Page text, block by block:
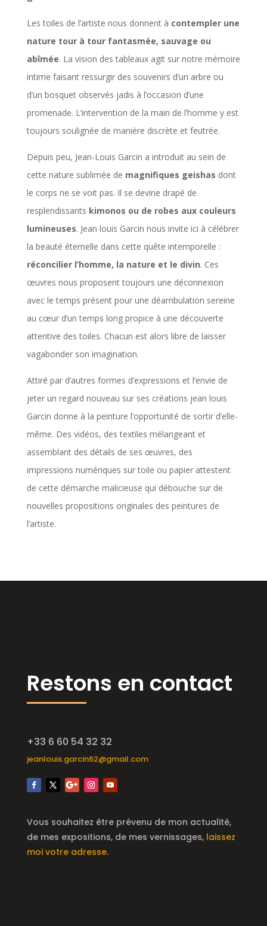
Les toiles de l’artiste nous donnent à contempler une
nature tour à tour fantasmée, sauvage ou
abîmée. La vision des tableaux agit sur notre mémoire
intime faisant ressurgir des souvenirs d’un arbre ou
d’un bosquet observés jadis à l’occasion d’une
promenade. L’intervention de la main de l’homme y est
toujours soulignée de manière discrète et feutrée.
Depuis peu, Jean-Louis Garcin a introduit au sein de
cette nature sublimée de magnifiques geishas dont
le corps ne se voit pas. Il se devine drapé de
resplendissants kimonos ou de robes aux couleurs
lumineuses. Jean louis Garcin nous invite ici à célébrer
la beauté éternelle dans cette quête intemporelle :
réconcilier l’homme, la nature et le divin. Ces
œuvres nous proposent toujours une déconnexion
avec le temps présent pour une déambulation sereine
au cœur d’un temps long propice à une découverte
attentive des toiles. Chacun est alors libre de laisser
vagabonder son imagination.
Attiré par d’autres formes d’expressions et l’envie de
jeter un regard nouveau sur ses créations jean louis
Garcin donne à la peinture l’opportunité de sortir d’elle-
même. Des vidéos, des textiles mélangeant et
assemblant des détails de ses œuvres, des
impressions numériques sur toile ou papier attestent
de cette démarche malicieuse qui débouche sur de
nouvelles propositions originales des peintures de
l’artiste.
Restons en contact
+33 6 60 54 32 32
jeanlouis.garcin62@gmail.com
Vous souhaitez être prévenu de mon actualité,
de mes expositions, de mes vernissages, laissez
moi votre adresse.